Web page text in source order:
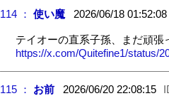
114 ： 使い魔2026/06/18 01:52:08
テイオーの直系子孫、まだ頑張
https://x.com/Quitefine1/status/
115 ： お前2026/06/20 22:08:15